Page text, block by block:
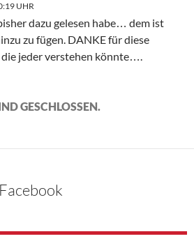
UHR
dazu gelesen habe… dem ist
zu fügen. DANKE für diese
jeder verstehen könnte….
GESCHLOSSEN.